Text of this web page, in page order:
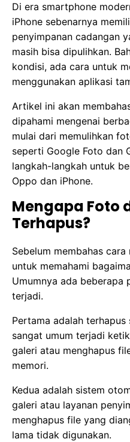
Di era smartphone
iPhone sebenarnya
penyimpanan cadangan
masih bisa dipulihkan.
kondisi, ada cara untuk
menggunakan aplikasi
Artikel ini akan
dipahami mengenai
mulai dari memulihkan
seperti Google Foto dan
langkah-langkah untuk
Oppo dan iPhone.
Mengapa Foto
Terhapus?
Sebelum membahas
untuk memahami
Umumnya ada beberapa
terjadi.
Pertama adalah
sangat umum terjadi
galeri atau menghapus
memori.
Kedua adalah sistem
galeri atau layanan
menghapus file yang
lama tidak digunakan.